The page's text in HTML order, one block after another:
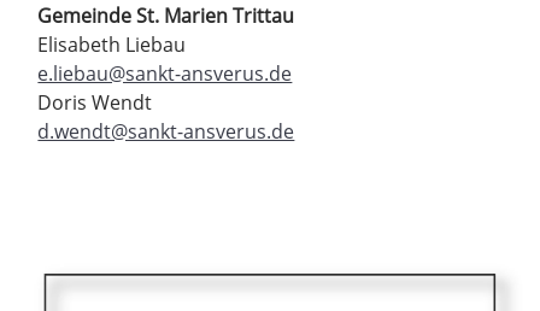
Gemeinde St. Marien Trittau
Elisabeth Liebau
e.liebau@sankt-ansverus.de
Doris Wendt
d.wendt@sankt-ansverus.de